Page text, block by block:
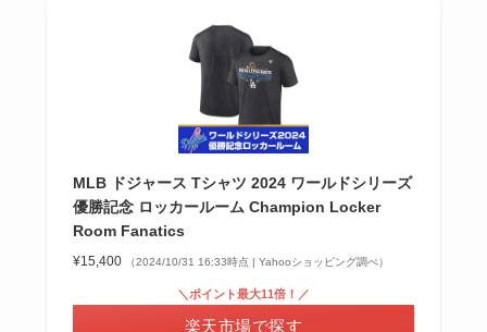
MLB ドジャース Tシャツ 2024 ワールドシリーズ
優勝記念 ロッカールーム Champion Locker
Room Fanatics
¥15,400 （2024/10/31 16:33時点 | Yahooショッピング調べ）
＼ポイント最大11倍！／
楽天市場で探す